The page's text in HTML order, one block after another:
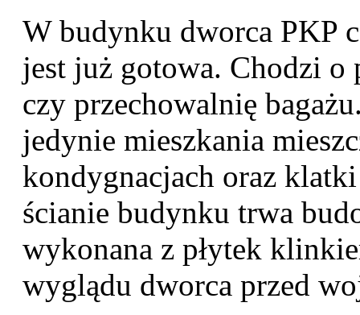
W budynku dworca PKP
jest już gotowa. Chodzi o
czy przechowalnię
jedynie mieszkania
kondygnacjach oraz
ścianie budynku trwa
wykonana z płytek
wyglądu dworca przed